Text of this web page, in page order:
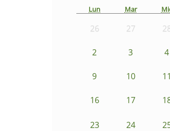
Lun Mar
26 27
2 3 4
9 10 11
16 17
23 24